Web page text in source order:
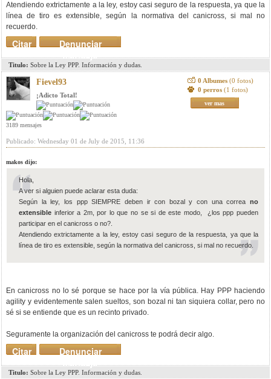
Atendiendo extrictamente a la ley, estoy casi seguro de la respuesta, ya que la
línea de tiro es extensible, según la normativa del canicross, si mal no
recuerdo.
Denunciar
mensaje
Citar
Titulo: Sobre la Ley PPP. Información y dudas.
Fievel93
¡Adicto Total!
3189 mensajes
0 Albumes (0 fotos)
0 perros (1 fotos)
ver mas
Publicado: Wednesday 01 de July de 2015, 11:36
makos dijo:
Hola,
A ver si alguien puede aclarar esta duda:
Según la ley, los ppp SIEMPRE deben ir con bozal y con una correa no
extensible inferior a 2m, por lo que no se si de este modo, ¿los ppp pueden
participar en el canicross o no?.
Atendiendo extrictamente a la ley, estoy casi seguro de la respuesta, ya que la
línea de tiro es extensible, según la normativa del canicross, si mal no recuerdo.
En canicross no lo sé porque se hace por la vía pública. Hay PPP haciendo
agility y evidentemente salen sueltos, son bozal ni tan siquiera collar, pero no
sé si se entiende que es un recinto privado.
Seguramente la organización del canicross te podrá decir algo.
Denunciar
mensaje
Citar
Titulo: Sobre la Ley PPP. Información y dudas.